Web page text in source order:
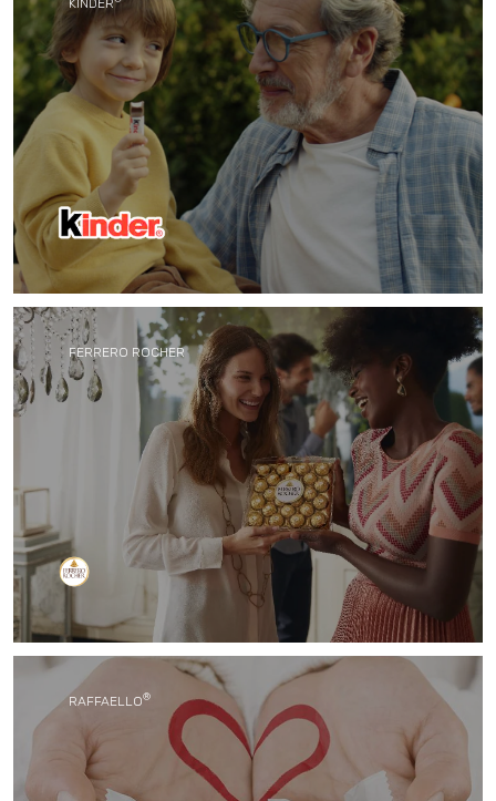
KINDER
Вдъхновен от внасянето на малки, но специални
моменти в ежедневието, Kinder
иновативен шоколад, предназначен за споделяне
със семейството и хора от всички възрасти.
FERRERO ROCHER
Майсторството се среща с качеството в нашия
вкусен шоколад с лешниково покритие Ferrero
Rocher, който подсилва емоцията във вашите
ценни моменти.
RAFFAELLO®